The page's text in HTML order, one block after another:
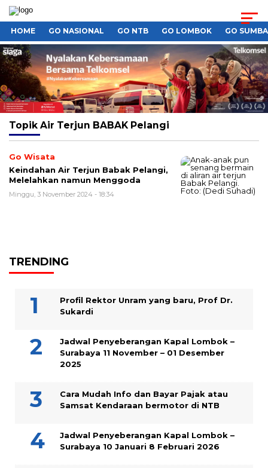
HOME GO NASIONAL GO NTB GO LOMBOK GO
Topik Air Terjun BABAK Pelangi
Go Wisata
Keindahan Air Terjun Babak Pelangi,
Melelahkan namun Menggoda
Minggu, 3 November 2024 - 18:34
TRENDING
Profil Rektor Unram yang baru, Prof Dr.
Sukardi
Jadwal Penyeberangan Kapal Lombok –
Surabaya 11 November – 01 Desember
2025
Cara Mudah Info dan Bayar Pajak atau
Samsat Kendaraan bermotor di NTB
Jadwal Penyeberangan Kapal Lombok –
Surabaya 10 Januari 8 Februari 2026